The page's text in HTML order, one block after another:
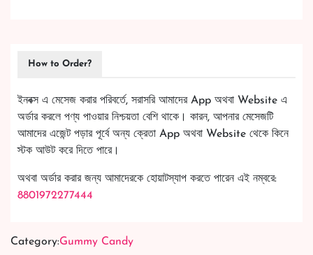
How to Order?
ইনবক্স এ মেসেজ করার পরিবর্তে, সরাসরি আমাদের App অথবা Website এ
অর্ডার করলে পণ্য পাওয়ার নিশ্চয়তা বেশি থাকে। কারন, আপনার মেসেজটি
আমাদের এজেন্ট পড়ার পূর্বে অন্য ক্রেতা App অথবা Website থেকে কিনে
স্টক আউট করে দিতে পারে।
অথবা অর্ডার করার জন্য আমাদেরকে হোয়াটস্যাপ করতে পারেন এই নম্বরে:
8801972277444
Category:Gummy Candy